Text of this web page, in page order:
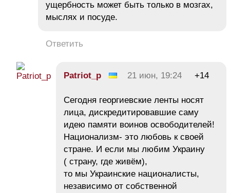
ущербность может быть только в мозгах,
мыслях и посуде.
Ответить
Patriot_p 21 июн, 19:24 +14
Сегодня георгиевские ленты носят
лица, дискредитировавшие саму
идею памяти воинов освободителей!
Национализм- это любовь к своей
стране. И если мы любим Украину
( страну, где живём),
то мы Украинские националисты,
независимо от собственной